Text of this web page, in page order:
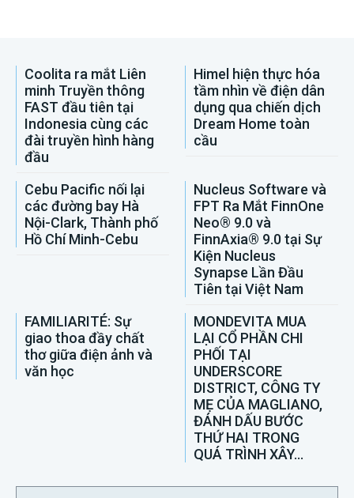
Coolita ra mắt Liên
minh Truyền thông
FAST đầu tiên tại
Indonesia cùng các
đài truyền hình hàng
đầu
Himel hiện thực hóa
tầm nhìn về điện dân
dụng qua chiến dịch
Dream Home toàn
cầu
Cebu Pacific nối lại
các đường bay Hà
Nội-Clark, Thành phố
Hồ Chí Minh-Cebu
Nucleus Software và
FPT Ra Mắt FinnOne
Neo® 9.0 và
FinnAxia® 9.0 tại Sự
Kiện Nucleus
Synapse Lần Đầu
Tiên tại Việt Nam
FAMILIARITÉ: Sự
giao thoa đầy chất
thơ giữa điện ảnh và
văn học
MONDEVITA MUA
LẠI CỔ PHẦN CHI
PHỐI TẠI
UNDERSCORE
DISTRICT, CÔNG TY
MẸ CỦA MAGLIANO,
ĐÁNH DẤU BƯỚC
THỨ HAI TRONG
QUÁ TRÌNH XÂY...